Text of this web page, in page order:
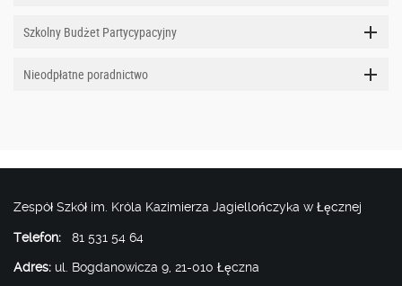
Szkolny Budżet Partycypacyjny
Nieodpłatne poradnictwo
Zespół Szkół im. Króla Kazimierza Jagiellończyka w Łęcznej
Telefon: 81 531 54 64
Adres: ul. Bogdanowicza 9, 21-010 Łęczna